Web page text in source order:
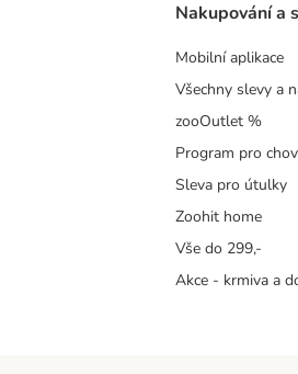
Nakupování a
Mobilní aplikace
Všechny slevy a
zooOutlet %
Program pro
Sleva pro útulky
Zoohit home
Vše do 299,-
Akce - krmiva a